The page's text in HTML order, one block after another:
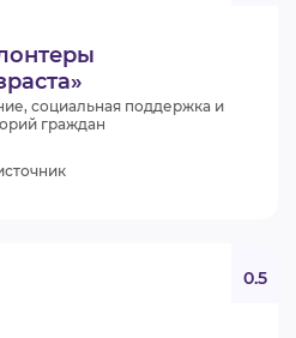
социальная поддержка и
граждан
0.5